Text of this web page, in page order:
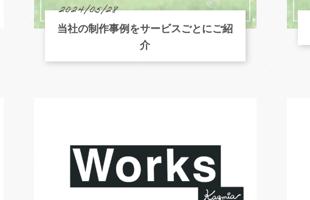
2024/05/28
当社の制作事例をサービスごとにご紹
介